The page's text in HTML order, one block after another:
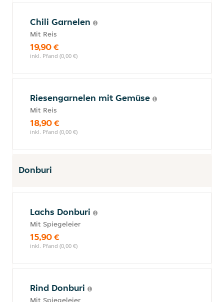
Chili Garnelen
Mit Reis
19,90 €
inkl. Pfand (0,00 €)
Riesengarnelen mit Gemüse
Mit Reis
18,90 €
inkl. Pfand (0,00 €)
Donburi
Lachs Donburi
Mit Spiegeleier
15,90 €
inkl. Pfand (0,00 €)
Rind Donburi
Mit Spiegeleier